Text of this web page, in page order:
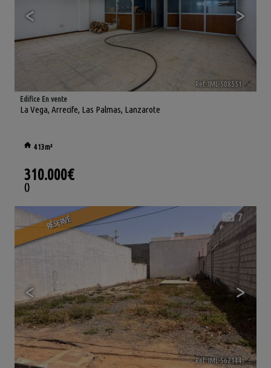
< >
Ref. IML-508551 🔗
La Vega, Arrecife, Las Palmas, Lanzarote
Edifice En vente
413m²
310.000€
()
RÉSERVÉ
< >
7
Ref. IML-562144 🔗